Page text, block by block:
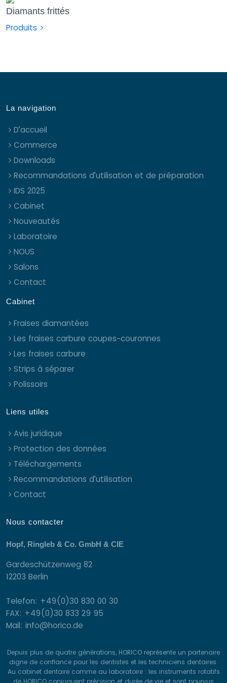
Diamants frittés
Produits >
La navigation
D’accueil
Commerce
Downloads
Recommandations d’utilisation et de préparation
IDS 2025
Cabinet
Nouveautés
Laboratoire
NOUS
Salons
Contact
Cabinet
Fraises diamantées
Les fraises carbure coupes-couronnes
Les fraises carbure
Strips à séparer
Polissoirs
Liens utiles
Avis juridique
Protection des données
Téléchargements
Recommandations d’utilisation
Contact
Nous contacter
Hopf, Ringleb & Co. GmbH & CIE
Gardeschützenweg 82
12203 Berlin
Telefon: +49(0)30 830 00 30
FAX: +49(0)30 833 29 95
Mail: info@horico.de
Depuis plus de quatre générations, HORICO représente un partenaire
digne de confiance pour les dentistes et les techniciens dentaires.
Au cabinet dentaire comme au laboratoire : les instruments rotatifs
de HORICO conjuguent précision et durée de vie et sont pourvus